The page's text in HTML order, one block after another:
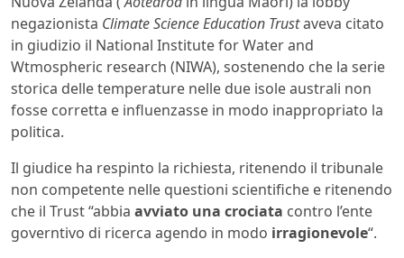
negazionista Climate Science Education Trustaveva citato
in giudizio il National Institute for Water and
Wtmospheric research (NIWA), sostenendo che la serie
storica delle temperature nelle due isole australi non
fosse corretta e influenzasse in modo inappropriato la
politica.
Il giudice ha respinto la richiesta, ritenendo il tribunale
non competente nelle questioni scientifiche e ritenendo
che il Trust “abbia avviato una crociata contro l’ente
governtivo di ricerca agendo in modo irragionevole“.